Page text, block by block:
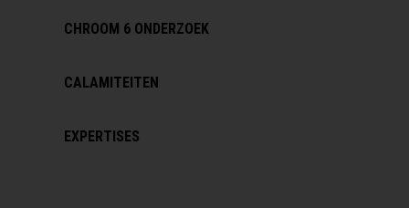
CHROOM 6 ONDERZOEK
CALAMITEITEN
EXPERTISES